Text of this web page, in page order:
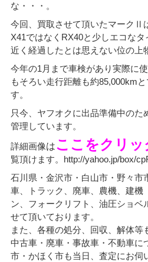
な・・・。
今回、買取させて頂いたマークⅡ
X41ではなくRX40と少しエコな
近く経過したとは思えない位の上
今年の1月まで車検があり実際に
もそろい走行距離も約85,000km
す。
只今、ヤフオクに出品準備中のた
管理しています。
詳細画像はここをクリッ
覧頂けます。http://yahoo.jp/box/
石川県・金沢市・白山市・野々
車、トラック、廃車、農機、建
ン、フォークリフト、油圧ショベ
せて頂いております。
また、各種の処分、回収、解体等
中古車・廃車・事故車・不動車に
市・かほく市も当日、査定にお伺